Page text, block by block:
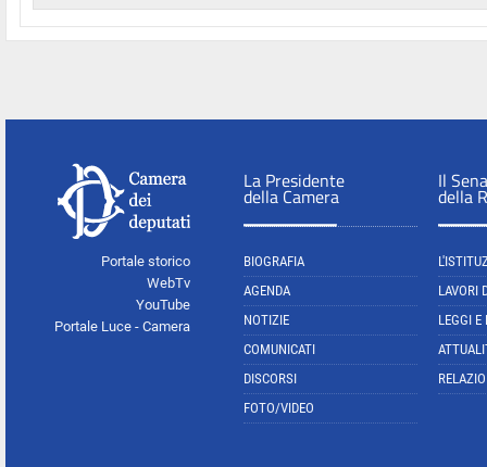
Portale storico
WebTv
YouTube
Portale Luce - Camera
La Presidente
della Camera
BIOGRAFIA
AGENDA
NOTIZIE
COMUNICATI
DISCORSI
FOTO/VIDEO
Il
della
LAVORI
LEGGI E